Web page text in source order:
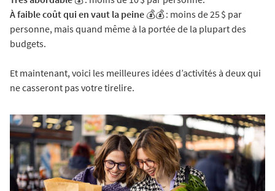
À faible coût qui en vaut la peine 💰💰 : moins de 25 $ par
personne, mais quand même à la portée de la plupart des
budgets.
Et maintenant, voici les meilleures idées d’activités à deux qui
ne casseront pas votre tirelire.